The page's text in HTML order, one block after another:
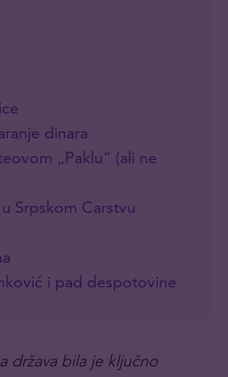
dinara
„Paklu“ (ali ne
Srpskom Carstvu
i pad despotovine
država bila je ključno